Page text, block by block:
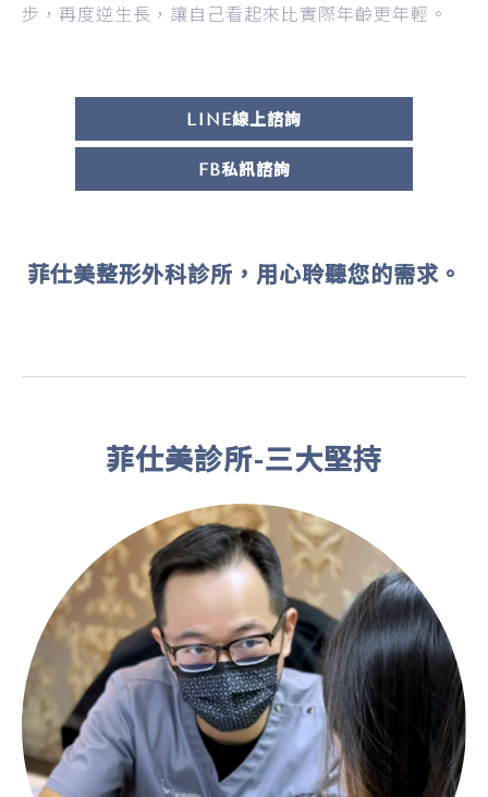
步，再度逆生長，讓自己看起來比實際年齡更年輕。
LINE線上諮詢
FB私訊諮詢
菲仕美整形外科診所，用心聆聽您的需求。
菲仕美診所-三大堅持